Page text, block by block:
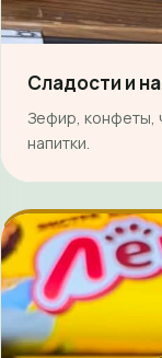
Сладости и
Зефир, конфеты,
напитки.